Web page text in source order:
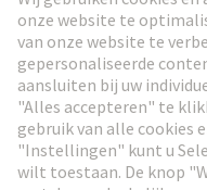
Ga naar registratie
Social Media